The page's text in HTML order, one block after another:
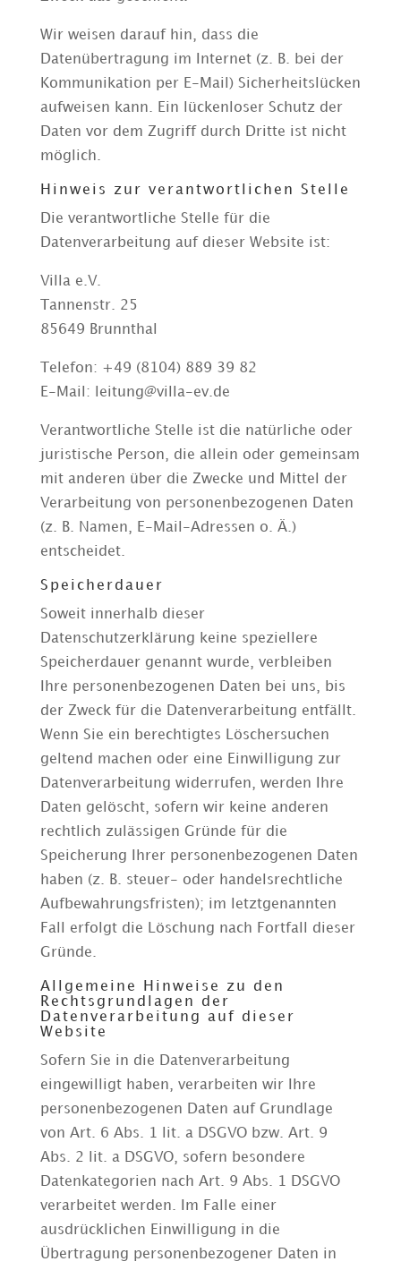
Wir weisen darauf hin, dass die
Datenübertragung im Internet (z. B. bei der
Kommunikation per E-Mail) Sicherheitslücken
aufweisen kann. Ein lückenloser Schutz der
Daten vor dem Zugriff durch Dritte ist nicht
möglich.
Hinweis zur verantwortlichen Stelle
Die verantwortliche Stelle für die
Datenverarbeitung auf dieser Website ist:
Villa e.V.
Tannenstr. 25
85649 Brunnthal
Telefon: +49 (8104) 889 39 82
E-Mail: leitung@villa-ev.de
Verantwortliche Stelle ist die natürliche oder
juristische Person, die allein oder gemeinsam
mit anderen über die Zwecke und Mittel der
Verarbeitung von personenbezogenen Daten
(z. B. Namen, E-Mail-Adressen o. Ä.)
entscheidet.
Speicherdauer
Soweit innerhalb dieser
Datenschutzerklärung keine speziellere
Speicherdauer genannt wurde, verbleiben
Ihre personenbezogenen Daten bei uns, bis
der Zweck für die Datenverarbeitung entfällt.
Wenn Sie ein berechtigtes Löschersuchen
geltend machen oder eine Einwilligung zur
Datenverarbeitung widerrufen, werden Ihre
Daten gelöscht, sofern wir keine anderen
rechtlich zulässigen Gründe für die
Speicherung Ihrer personenbezogenen Daten
haben (z. B. steuer- oder handelsrechtliche
Aufbewahrungsfristen); im letztgenannten
Fall erfolgt die Löschung nach Fortfall dieser
Gründe.
Allgemeine Hinweise zu den
Rechtsgrundlagen der
Datenverarbeitung auf dieser
Website
Sofern Sie in die Datenverarbeitung
eingewilligt haben, verarbeiten wir Ihre
personenbezogenen Daten auf Grundlage
von Art. 6 Abs. 1 lit. a DSGVO bzw. Art. 9
Abs. 2 lit. a DSGVO, sofern besondere
Datenkategorien nach Art. 9 Abs. 1 DSGVO
verarbeitet werden. Im Falle einer
ausdrücklichen Einwilligung in die
Übertragung personenbezogener Daten in